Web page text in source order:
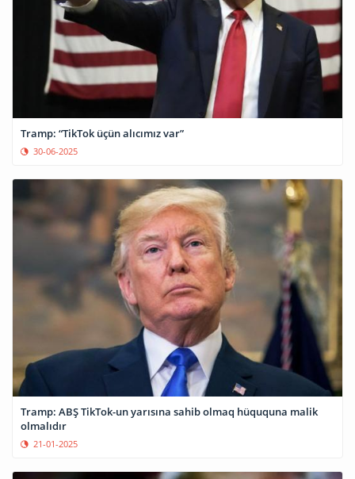
Tramp: “TikTok üçün alıcımız var”
30-06-2025
Tramp: ABŞ TikTok-un yarısına sahib olmaq hüququna malik
olmalıdır
21-01-2025